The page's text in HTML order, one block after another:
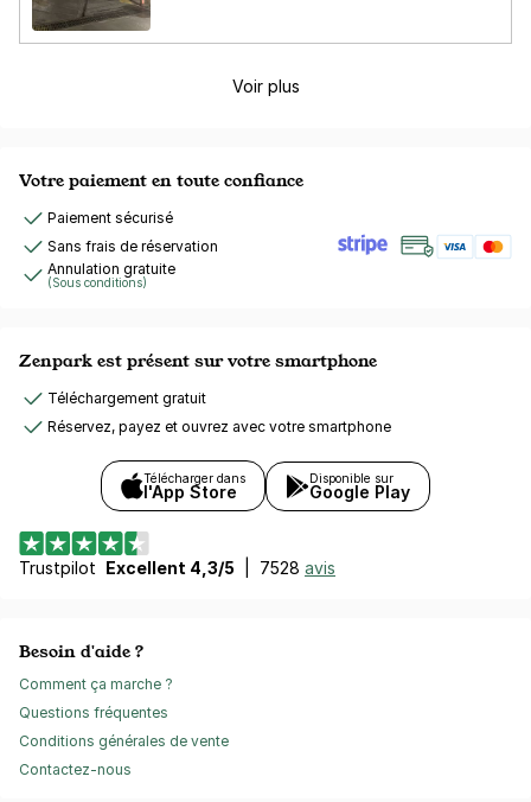
Voir plus
Votre paiement en toute confiance
Paiement sécurisé
Sans frais de réservation
Annulation gratuite
(Sous conditions)
Zenpark est présent sur votre smartphone
Téléchargement gratuit
Réservez, payez et ouvrez avec votre smartphone
Télécharger dans
l'App Store
Disponible sur
Google Play
Trustpilot Excellent 4,3/5 7528 avis
Besoin d'aide ?
Comment ça marche ?
Questions fréquentes
Conditions générales de vente
Contactez-nous